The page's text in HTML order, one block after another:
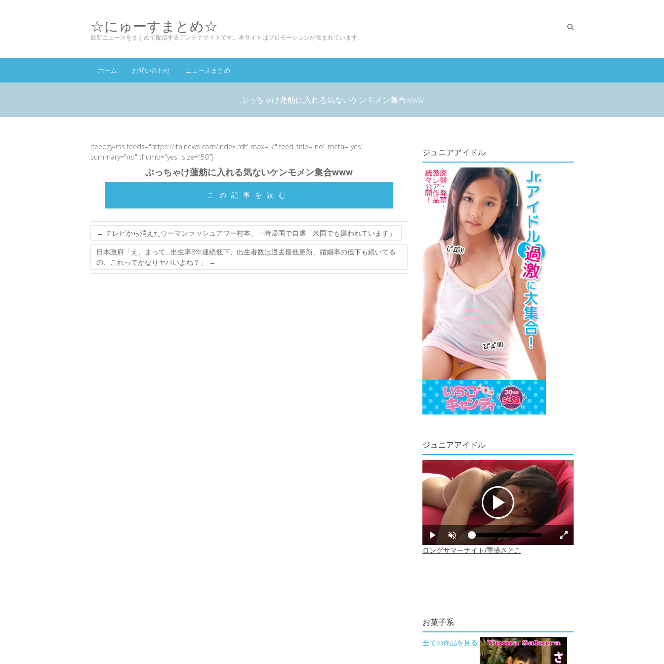
☆にゅーすまとめ☆
最新ニュースをまとめて配信するアンテナサイトです。本サイトはプロモーションが含まれています。
ホーム お問い合わせ ニュースまとめ
ぶっちゃけ蓮舫に入れる気ないケンモメン集合www
[feedzy-rss feeds="https://itainews.com/index.rdf" max="7" feed_title="no" meta="yes"
summary="no" thumb="yes" size="50"]
ぶっちゃけ蓮舫に入れる気ないケンモメン集合www
この記事を読む
← テレビから消えたウーマンラッシュアワー村本、一時帰国で自虐「米国でも嫌われています」
日本政府「え、まって…出生率8年連続低下、出生者数は過去最低更新、婚姻率の低下も続いてる
の、これってかなりヤバいよね？」
→
ジュニアアイドル
ジュニアアイドル
お菓子系
全ての作品を見る